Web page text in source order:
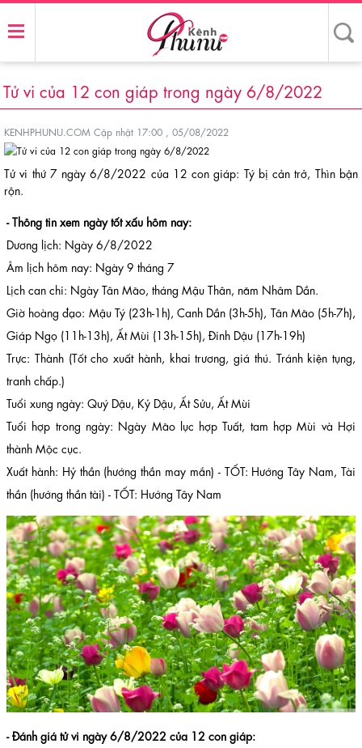
Tử vi của 12 con giáp trong ngày 6/8/2022
KENHPHUNU.COM Cập nhật 17:00 , 05/08/2022
Tử vi thứ 7 ngày 6/8/2022 của 12 con giáp: Tý bị cản trở, Thìn bận
rộn.
- Thông tin xem ngày tốt xấu hôm nay:
Dương lịch: Ngày 6/8/2022
Âm lịch hôm nay: Ngày 9 tháng 7
Lịch can chi: Ngày Tân Mão, tháng Mậu Thân, năm Nhâm Dần.
Giờ hoàng đạo: Mậu Tý (23h-1h), Canh Dần (3h-5h), Tân Mão (5h-7h),
Giáp Ngọ (11h-13h), Ất Mùi (13h-15h), Đinh Dậu (17h-19h)
Trực: Thành (Tốt cho xuất hành, khai trương, giá thú. Tránh kiện tụng,
tranh chấp.)
Tuổi xung ngày: Quý Dậu, Kỷ Dậu, Ất Sửu, Ất Mùi
Tuổi hợp trong ngày: Ngày Mão lục hợp Tuất, tam hợp Mùi và Hợi
thành Mộc cục.
Xuất hành: Hỷ thần (hướng thần may mắn) - TỐT: Hướng Tây Nam, Tài
thần (hướng thần tài) - TỐT: Hướng Tây Nam
- Đánh giá tử vi ngày 6/8/2022 của 12 con giáp: